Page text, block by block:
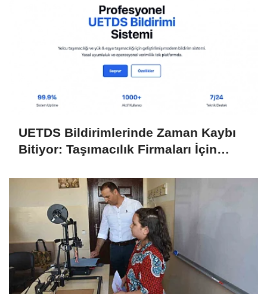
UETDS Bildirimlerinde Zaman Kaybı
Bitiyor: Taşımacılık Firmaları İçin